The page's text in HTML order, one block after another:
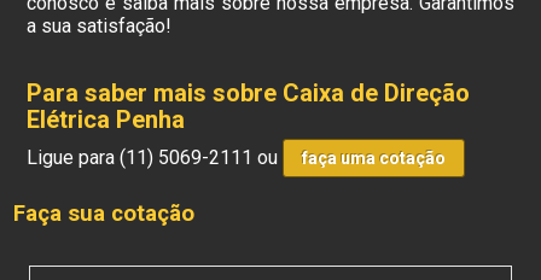
a sua satisfação!
Para saber mais sobre Caixa de Direção
Elétrica Penha
Ligue para(11) 5069-2111 ou faça uma cotação
Faça sua cotação